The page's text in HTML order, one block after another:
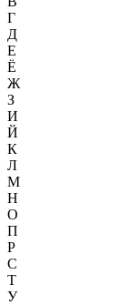
Г
Д
Е
Ё
Ж
З
И
Й
К
Л
М
Н
О
П
Р
С
Т
У